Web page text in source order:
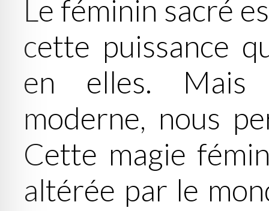
Le féminin sacré
cette puissance
en elles. Mais
moderne, nous
Cette magie
altérée par le